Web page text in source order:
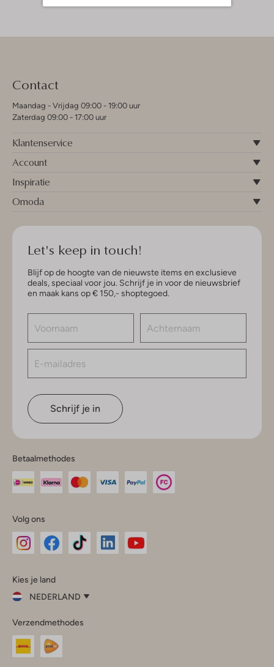
Contact
Maandag - Vrijdag 09:00 - 19:00 uur
Zaterdag 09:00 - 17:00 uur
Klantenservice
Account
Inspiratie
Omoda
Let's keep in touch!
Blijf op de hoogte van de nieuwste items en exclusieve
deals, speciaal voor jou. Schrijf je in voor de nieuwsbrief
en maak kans op € 150,- shoptegoed.
Schrijf je in
Betaalmethodes
Volg ons
InstagramFacebook
Kies je land
NEDERLAND
je
land
Nederland
Verzendmethodes